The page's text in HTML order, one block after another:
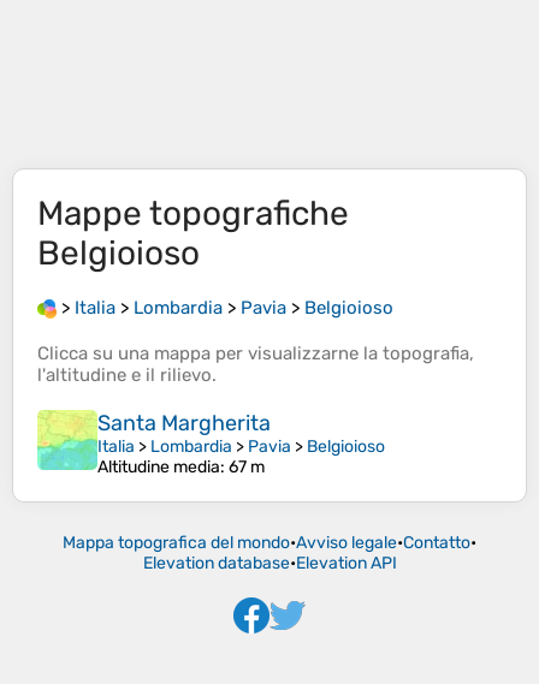
Mappe topografiche
Belgioioso
> Italia > Lombardia > Pavia > Belgioioso
Clicca su una mappa per visualizzarne la topografia,
l'altitudine e il rilievo.
Santa Margherita
Italia > Lombardia > Pavia > Belgioioso
Altitudine media: 67 m
Mappa topografica del mondo•Avviso legale•Contatto•
Elevation database•Elevation API